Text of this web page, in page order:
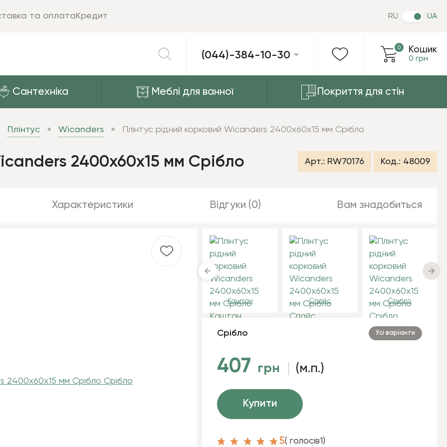
(044)-384-10-30
Кошик
0 грн
0
RU UA
Сантехніка Меблі для ванної Покриття для стін
та оплатаКредит
Плінтус Wicanders Плінтус рідний корковий Wicanders 2400x60x15 мм Срібло
2400x60x15 мм Срібло Арт.: RW70176 Код.: 48009
Характеристики Відгуки (0) Вам знадобиться
Каштан Спайс Срібло
Срібло Усі варіанти
407 грн (м.п.)
Купити
5( голосів1)